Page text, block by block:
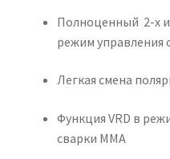
Полноценный 2-х
режим управления
Легкая смена
Функция VRD в
сварки ММА